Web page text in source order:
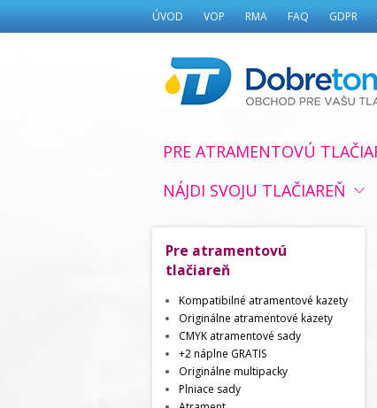
ÚVOD VOP RMA FAQ GDPR
PRE ATRAMENTOVÚ
NÁJDI SVOJU TLAČIAREŇ
Pre atramentovú
tlačiareň
Kompatibilné atramentové kazety
Originálne atramentové kazety
CMYK atramentové sady
+2 náplne GRATIS
Originálne multipacky
Plniace sady